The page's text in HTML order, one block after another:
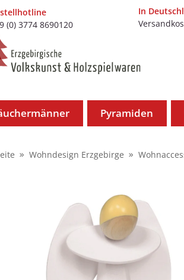
(0) 3774 8690120
In
Pyramiden
Wohndesign Erzgebirge